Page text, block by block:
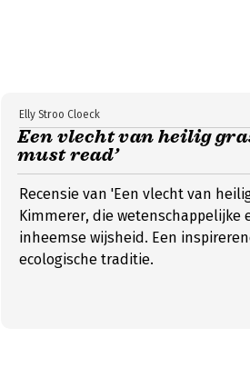
Een vlecht van heilig
must read’
Elly Stroo Cloeck
Recensie van 'Een vlecht van
Kimmerer, die wetenschappelijke
inheemse wijsheid. Een
ecologische traditie.